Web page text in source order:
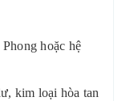
hoặc hệ
kim loại hòa tan